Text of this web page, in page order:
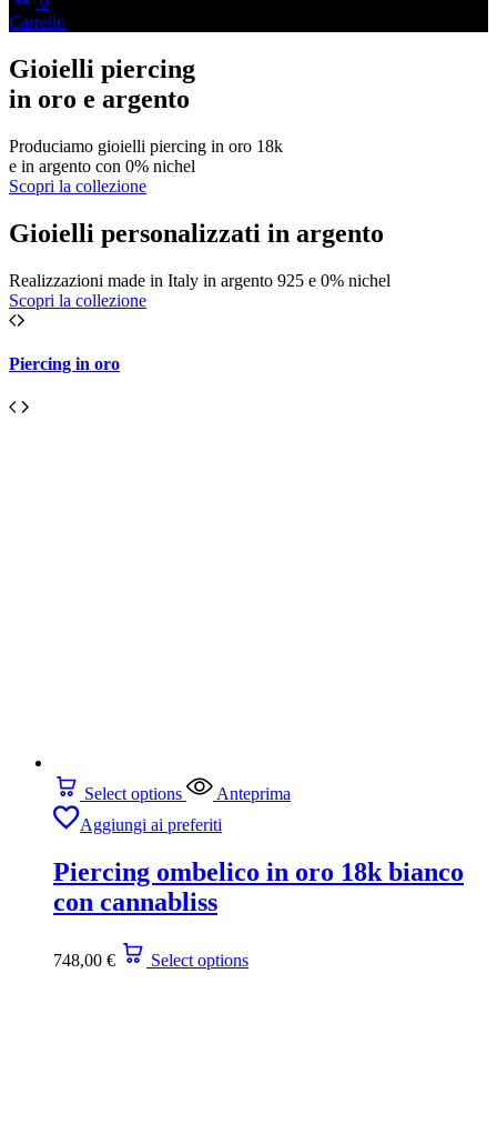
Carrello
Gioielli piercing
in oro e argento
Produciamo gioielli piercing in oro 18k
e in argento con 0% nichel
Scopri la collezione
Gioielli personalizzati in argento
Realizzazioni made in Italy in argento 925 e 0% nichel
Scopri la collezione
Piercing in oro
Select options
Anteprima
Aggiungi ai preferiti
Piercing ombelico in oro 18k bianco
con cannabliss
748,00 € Select options